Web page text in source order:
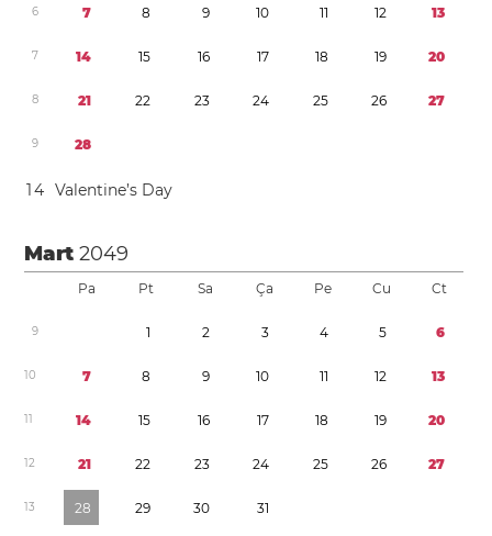
6 7 8 9 10 11 12 13
7 14 15 16 17 18 19 20
8 21 22 23 24 25 26 27
9 28
14 Valentine’s Day
Mart2049
Pa Pt Sa Ça Pe Cu Ct
9 1 2 3 4 5 6
10 7 8 9 10 11 12 13
11 14 15 16 17 18 19 20
12 21 22 23 24 25 26 27
13 28 29 30 31